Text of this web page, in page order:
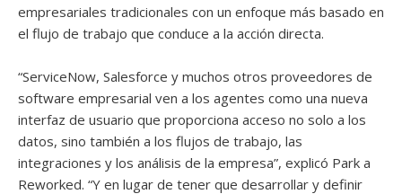
empresariales tradicionales con un enfoque más basado en
el flujo de trabajo que conduce a la acción directa.
“ServiceNow, Salesforce y muchos otros proveedores de
software empresarial ven a los agentes como una nueva
interfaz de usuario que proporciona acceso no solo a los
datos, sino también a los flujos de trabajo, las
integraciones y los análisis de la empresa”, explicó Park a
Reworked. “Y en lugar de tener que desarrollar y definir